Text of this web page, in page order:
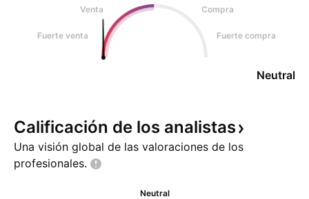
Venta
Compra
Fuerte venta Fuerte compra
Neutral
Calificación de los analistas
Una visión global de las valoraciones de los
profesionales.
Neutral